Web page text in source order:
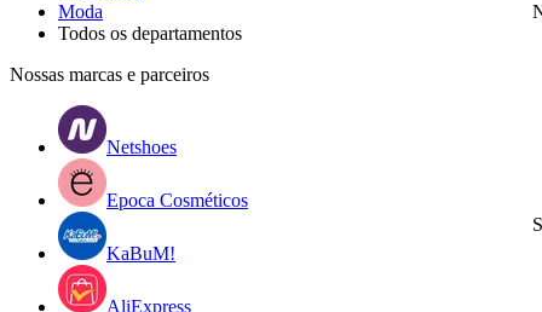
Moda
Todos os departamentos
Nossas marcas e parceiros
Netshoes
Epoca Cosméticos
KaBuM!
AliExpress